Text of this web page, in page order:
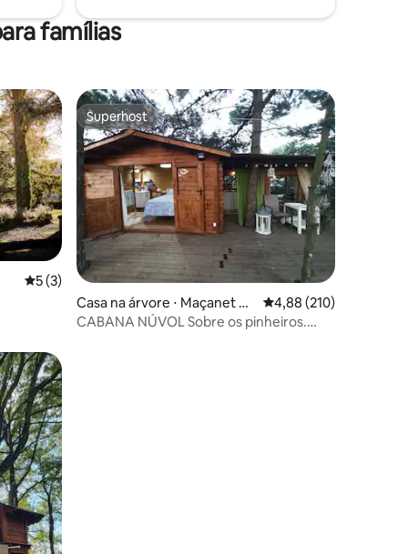
famílias
5 de uma avaliação média de 5, 3 avaliações
5 (3)
Superhost
Superhost
Casa na árvore ⋅ Maçanet de
la Selva
4,88 de uma avaliação
4,88 (210)
CABANA NÚVOL Sobre os pinheiros.